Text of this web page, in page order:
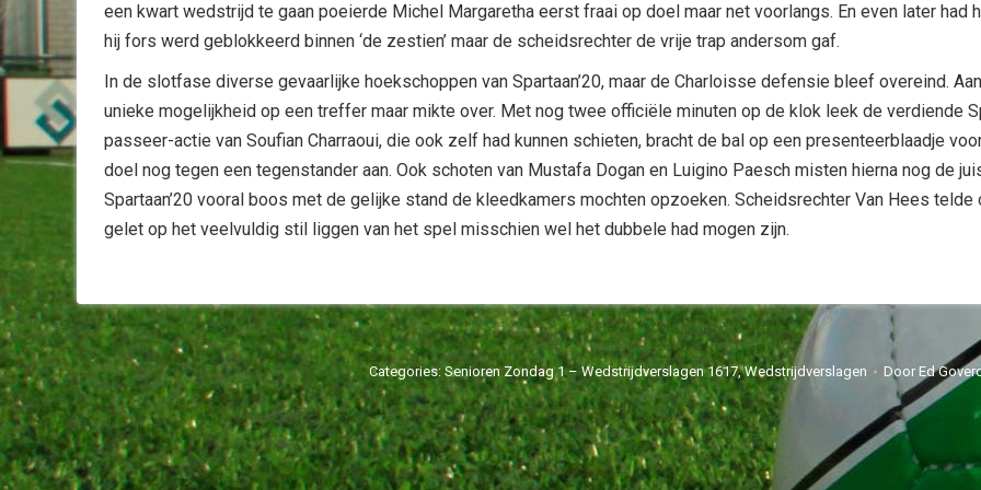
een kwart wedstrijd te gaan poeierde Michel Margaretha eerst fraai op doel maar net voorlangs. En even later had
hij fors werd geblokkeerd binnen ‘de zestien’ maar de scheidsrechter de vrije trap andersom gaf.
In de slotfase diverse gevaarlijke hoekschoppen van Spartaan’20, maar de Charloisse defensie bleef overeind.
unieke mogelijkheid op een treffer maar mikte over. Met nog twee officiële minuten op de klok leek de verdiende
passeer-actie van Soufian Charraoui, die ook zelf had kunnen schieten, bracht de bal op een presenteerblaadje
doel nog tegen een tegenstander aan. Ook schoten van Mustafa Dogan en Luigino Paesch misten hierna nog de
Spartaan’20 vooral boos met de gelijke stand de kleedkamers mochten opzoeken. Scheidsrechter Van Hees
gelet op het veelvuldig stil liggen van het spel misschien wel het dubbele had mogen zijn.
Categories: Senioren Zondag 1 – Wedstrijdverslagen 1617,Wedstrijdverslagen Door Ed